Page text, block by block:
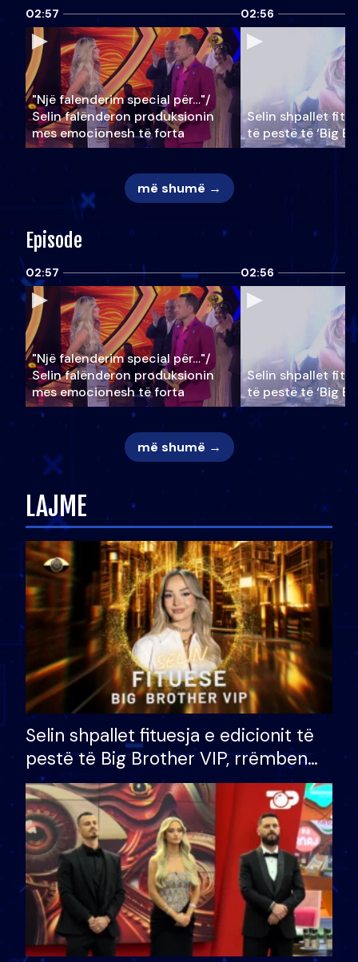
02:57
"Një falenderim special për…"/
Selin falënderon produksionin
mes emocionesh të forta
02:56
Selin shpallet
të pestë të ‘Big
më shumë →
Episode
02:57
"Një falenderim special për…"/
Selin falënderon produksionin
mes emocionesh të forta
02:56
Selin shpallet
të pestë të ‘Big
më shumë →
LAJME
Selin shpallet fituesja e edicionit të
pestë të Big Brother VIP, rrëmben
çmimin e madh prej 100 mijë eurosh